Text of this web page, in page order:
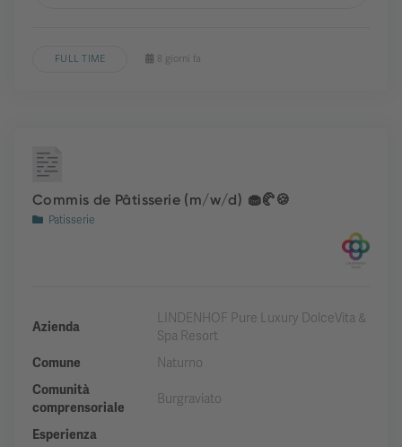
FULL TIME 8 giorni fa
Commis de Pâtisserie (m/w/d) 🧁🥐🍪
Patisserie
Azienda
LINDENHOF Pure Luxury DolceVita &
Spa Resort
Comune
Naturno
Comunità
comprensoriale
Burgraviato
Esperienza